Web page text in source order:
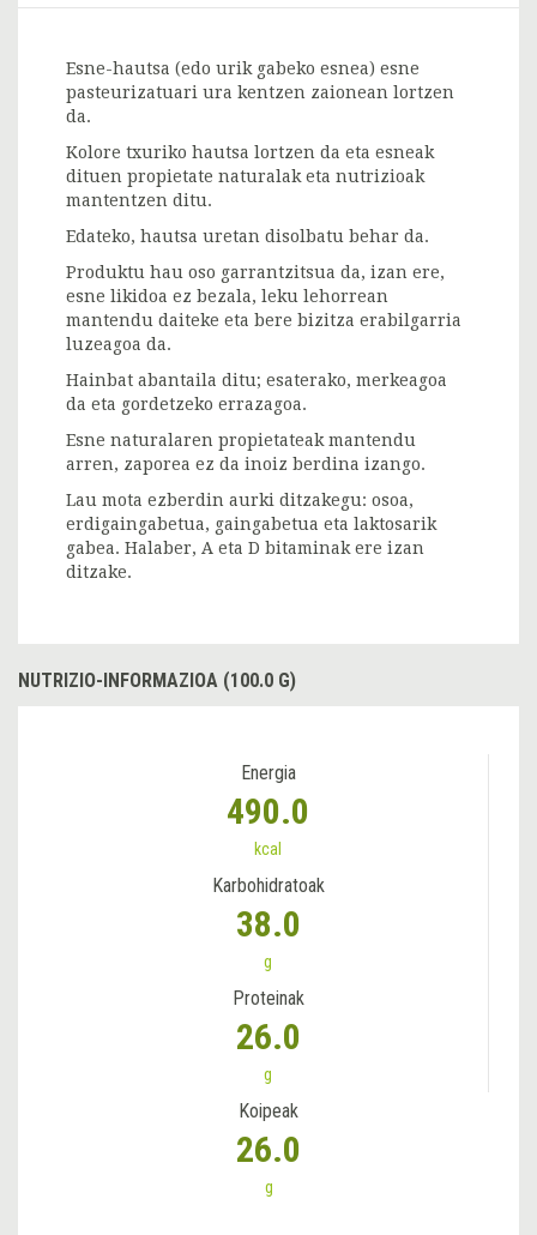
Esne-hautsa (edo urik gabeko esnea) esne
pasteurizatuari ura kentzen zaionean lortzen
da.
Kolore txuriko hautsa lortzen da eta esneak
dituen propietate naturalak eta nutrizioak
mantentzen ditu.
Edateko, hautsa uretan disolbatu behar da.
Produktu hau oso garrantzitsua da, izan ere,
esne likidoa ez bezala, leku lehorrean
mantendu daiteke eta bere bizitza erabilgarria
luzeagoa da.
Hainbat abantaila ditu; esaterako, merkeagoa
da eta gordetzeko errazagoa.
Esne naturalaren propietateak mantendu
arren, zaporea ez da inoiz berdina izango.
Lau mota ezberdin aurki ditzakegu: osoa,
erdigaingabetua, gaingabetua eta laktosarik
gabea. Halaber, A eta D bitaminak ere izan
ditzake.
NUTRIZIO-INFORMAZIOA (100.0 G)
Energia
490.0
kcal
Karbohidratoak
38.0
g
Proteinak
26.0
g
Koipeak
26.0
g